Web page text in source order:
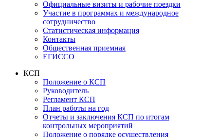
Официальные визиты и рабочие поездки
Участие в программах и международное
сотрудничество
Статистическая информация
Контакты
Общественная приемная
ЕГИССО
КСП
Положение о КСП
Руководитель
Регламент КСП
План работы на год
Отчеты и заключения КСП по итогам
контрольных мероприятий
Положение о порядке осуществления